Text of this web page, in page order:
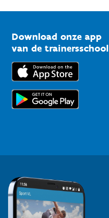
Bedrijven
Trainers en begeleiders
Topsporters
Vlaamse Trainersschool
Kennisplatform
Downloads
Voor de pers
Download onze app
van de trainersschool